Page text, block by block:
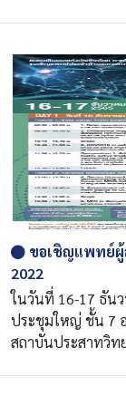
ขอเชิญแพทย์ผู้
2022
ในวันที่ 16-17 ธัน
ประชุมใหญ่ ชั้น 7
สถาบันประสาทวิท